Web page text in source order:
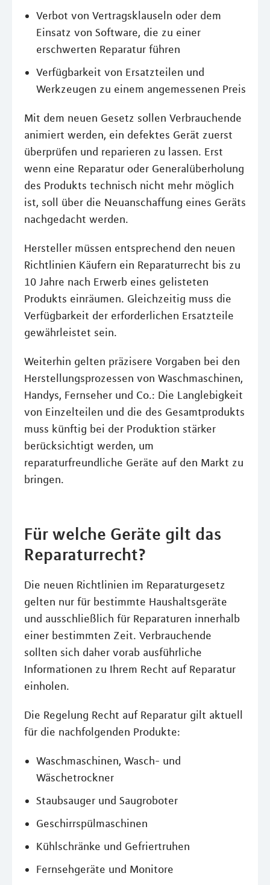
Verbot von Vertragsklauseln oder dem
Einsatz von Software, die zu einer
erschwerten Reparatur führen
Verfügbarkeit von Ersatzteilen und
Werkzeugen zu einem angemessenen Preis
Mit dem neuen Gesetz sollen Verbrauchende
animiert werden, ein defektes Gerät zuerst
überprüfen und reparieren zu lassen. Erst
wenn eine Reparatur oder Generalüberholung
des Produkts technisch nicht mehr möglich
ist, soll über die Neuanschaffung eines Geräts
nachgedacht werden.
Hersteller müssen entsprechend den neuen
Richtlinien Käufern ein Reparaturrecht bis zu
10 Jahre nach Erwerb eines gelisteten
Produkts einräumen. Gleichzeitig muss die
Verfügbarkeit der erforderlichen Ersatzteile
gewährleistet sein.
Weiterhin gelten präzisere Vorgaben bei den
Herstellungsprozessen von Waschmaschinen,
Handys, Fernseher und Co.: Die Langlebigkeit
von Einzelteilen und die des Gesamtprodukts
muss künftig bei der Produktion stärker
berücksichtigt werden, um
reparaturfreundliche Geräte auf den Markt zu
bringen.
Für welche Geräte gilt das
Reparaturrecht?
Die neuen Richtlinien im Reparaturgesetz
gelten nur für bestimmte Haushaltsgeräte
und ausschließlich für Reparaturen innerhalb
einer bestimmten Zeit. Verbrauchende
sollten sich daher vorab ausführliche
Informationen zu Ihrem Recht auf Reparatur
einholen.
Die Regelung Recht auf Reparatur gilt aktuell
für die nachfolgenden Produkte:
Waschmaschinen, Wasch- und
Wäschetrockner
Staubsauger und Saugroboter
Geschirrspülmaschinen
Kühlschränke und Gefriertruhen
Fernsehgeräte und Monitore